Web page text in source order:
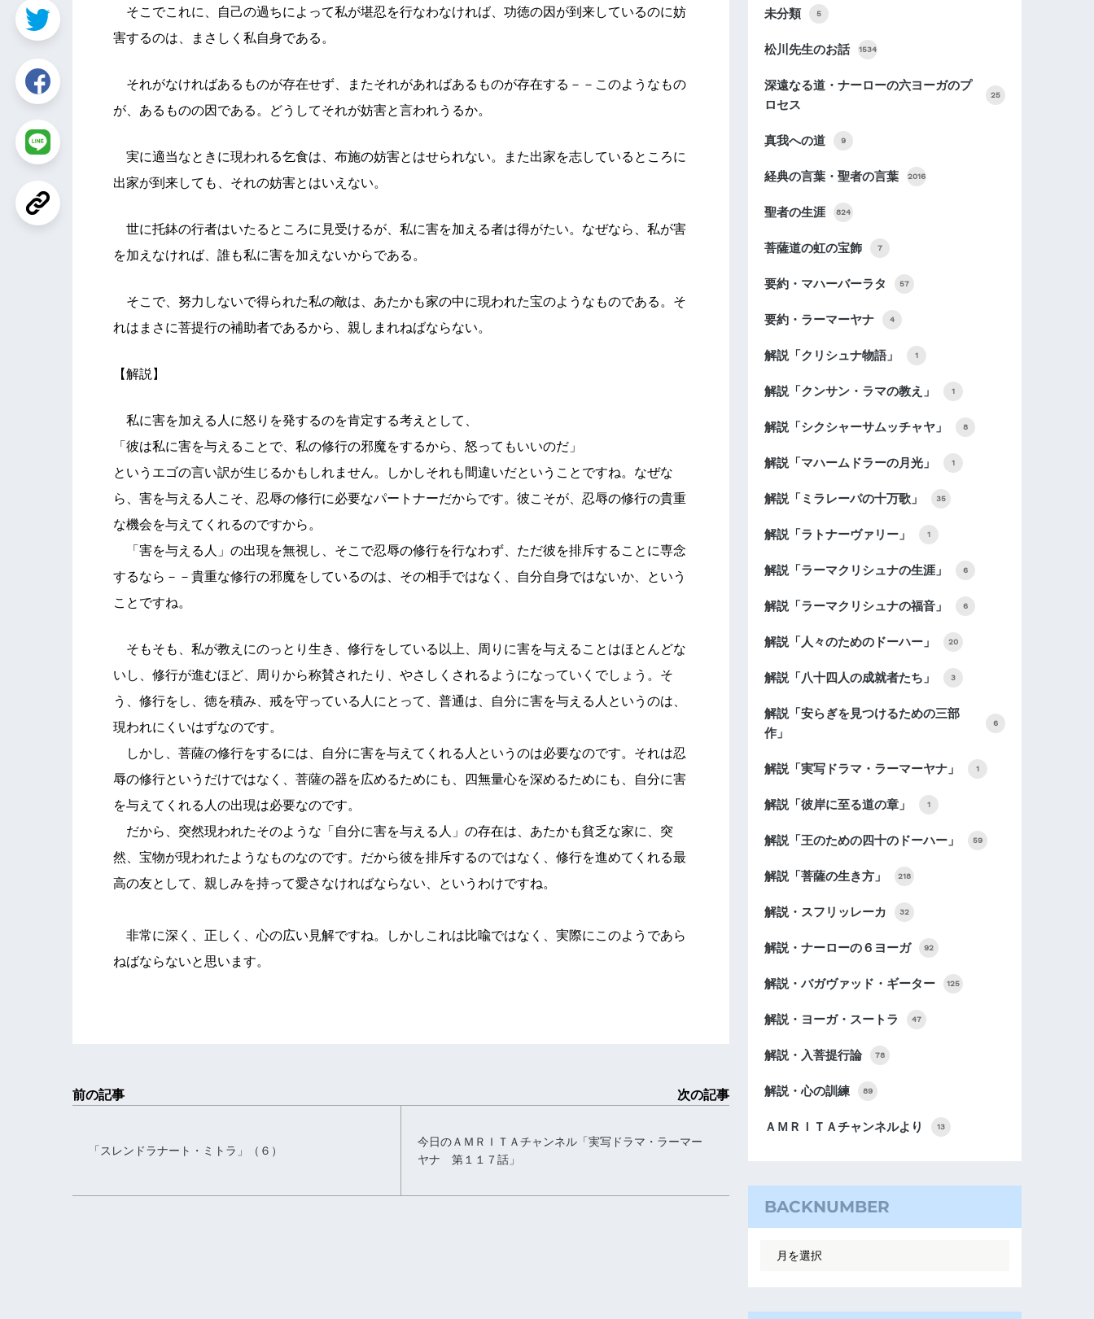
そこでこれに、自己の過ちによって私が堪忍を行なわなければ、功徳の因が到来しているのに妨
害するのは、まさしく私自身である。
それがなければあるものが存在せず、またそれがあればあるものが存在する－－このようなもの
が、あるものの因である。どうしてそれが妨害と言われうるか。
実に適当なときに現われる乞食は、布施の妨害とはせられない。また出家を志しているところに
出家が到来しても、それの妨害とはいえない。
世に托鉢の行者はいたるところに見受けるが、私に害を加える者は得がたい。なぜなら、私が害
を加えなければ、誰も私に害を加えないからである。
そこで、努力しないで得られた私の敵は、あたかも家の中に現われた宝のようなものである。そ
れはまさに菩提行の補助者であるから、親しまれねばならない。
【解説】
私に害を加える人に怒りを発するのを肯定する考えとして、
「彼は私に害を与えることで、私の修行の邪魔をするから、怒ってもいいのだ」
というエゴの言い訳が生じるかもしれません。しかしそれも間違いだということですね。なぜな
ら、害を与える人こそ、忍辱の修行に必要なパートナーだからです。彼こそが、忍辱の修行の貴重
な機会を与えてくれるのですから。
「害を与える人」の出現を無視し、そこで忍辱の修行を行なわず、ただ彼を排斥することに専念
するなら－－貴重な修行の邪魔をしているのは、その相手ではなく、自分自身ではないか、という
ことですね。
そもそも、私が教えにのっとり生き、修行をしている以上、周りに害を与えることはほとんどな
いし、修行が進むほど、周りから称賛されたり、やさしくされるようになっていくでしょう。そ
う、修行をし、徳を積み、戒を守っている人にとって、普通は、自分に害を与える人というのは、
現われにくいはずなのです。
しかし、菩薩の修行をするには、自分に害を与えてくれる人というのは必要なのです。それは忍
辱の修行というだけではなく、菩薩の器を広めるためにも、四無量心を深めるためにも、自分に害
を与えてくれる人の出現は必要なのです。
だから、突然現われたそのような「自分に害を与える人」の存在は、あたかも貧乏な家に、突
然、宝物が現われたようなものなのです。だから彼を排斥するのではなく、修行を進めてくれる最
高の友として、親しみを持って愛さなければならない、というわけですね。
非常に深く、正しく、心の広い見解ですね。しかしこれは比喩ではなく、実際にこのようであら
ねばならないと思います。
前の記事
「スレンドラナート・ミトラ」（６）
次の記事
今日のＡＭＲＩＴＡチャンネル「実写ドラマ・ラーマー
ヤナ 第１１７話」
未分類 5
松川先生のお話 1534
深遠なる道・ナーローの六ヨーガのプ
ロセス
25
真我への道 9
経典の言葉・聖者の言葉 2016
聖者の生涯 824
菩薩道の虹の宝飾 7
要約・マハーバーラタ 57
要約・ラーマーヤナ 4
解説「クリシュナ物語」 1
解説「クンサン・ラマの教え」 1
解説「シクシャーサムッチャヤ」 8
解説「マハームドラーの月光」 1
解説「ミラレーパの十万歌」 35
解説「ラトナーヴァリー」 1
解説「ラーマクリシュナの生涯」 6
解説「ラーマクリシュナの福音」 6
解説「人々のためのドーハー」 20
解説「八十四人の成就者たち」 3
解説「安らぎを見つけるための三部
作」
6
解説「実写ドラマ・ラーマーヤナ」 1
解説「彼岸に至る道の章」 1
解説「王のための四十のドーハー」 59
解説「菩薩の生き方」 218
解説・スフリッレーカ 32
解説・ナーローの６ヨーガ 92
解説・バガヴァッド・ギーター 125
解説・ヨーガ・スートラ 47
解説・入菩提行論 78
解説・心の訓練 89
ＡＭＲＩＴＡチャンネルより 13
BACKNUMBER